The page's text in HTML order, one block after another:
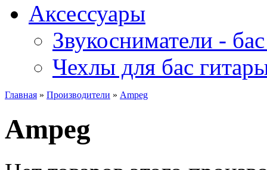
Аксессуары
Звукосниматели -
Чехлы для бас
Главная » Производители » Ampeg
Ampeg